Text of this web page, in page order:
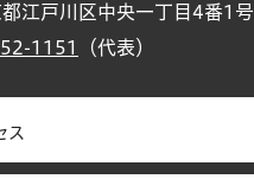
江戸川区中央一丁目4番1号
1151 （代表）
ス